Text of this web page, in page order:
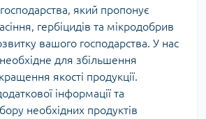
господарства, який пропонує
гербіцидів та мікродобрив
вашого господарства. У нас
для збільшення
якості продукції.
інформації та
необхідних продуктів